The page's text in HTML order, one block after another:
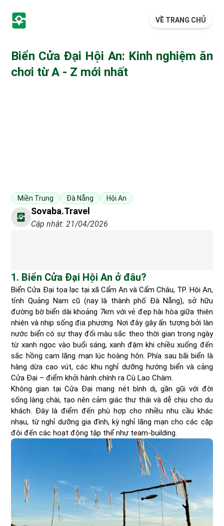
VỀ TRANG CHỦ
Biển Cửa Đại Hội An: Kinh nghiệm ăn
chơi từ A - Z mới nhất
Miền Trung Đà Nẵng Hội An
Sovaba.travel
Cập nhật: 21/04/2026
1. Biển Cửa Đại Hội An ở đâu?
Biển Cửa Đại tọa lạc tại xã Cẩm An và Cẩm Châu, TP. Hội An,
tỉnh Quảng Nam cũ (nay là thành phố Đà Nẵng), sở hữu
đường bờ biển dài khoảng 7km với vẻ đẹp hài hòa giữa thiên
nhiên và nhịp sống địa phương. Nơi đây gây ấn tượng bởi làn
nước biển có sự thay đổi màu sắc theo thời gian trong ngày
từ xanh ngọc vào buổi sáng, xanh đậm khi chiều xuống đến
sắc hồng cam lãng mạn lúc hoàng hôn. Phía sau bãi biển là
hàng dừa cao vút, các khu nghỉ dưỡng hướng biển và cảng
Cửa Đại – điểm khởi hành chính ra Cù Lao Chàm.
Không gian tại Cửa Đại mang nét bình dị, gần gũi với đời
sống làng chài, tạo nên cảm giác thư thái và dễ chịu cho du
khách. Đây là điểm đến phù hợp cho nhiều nhu cầu khác
nhau, từ nghỉ dưỡng gia đình, kỳ nghỉ lãng mạn cho các cặp
đôi đến các hoạt động tập thể như team-building.